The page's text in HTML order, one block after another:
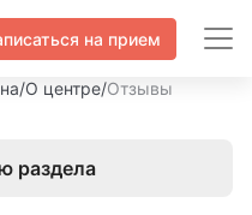
на прием
/О центре/Отзывы
раздела